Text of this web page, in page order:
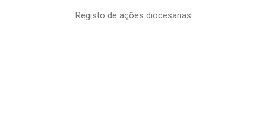
Registo de ações diocesanas